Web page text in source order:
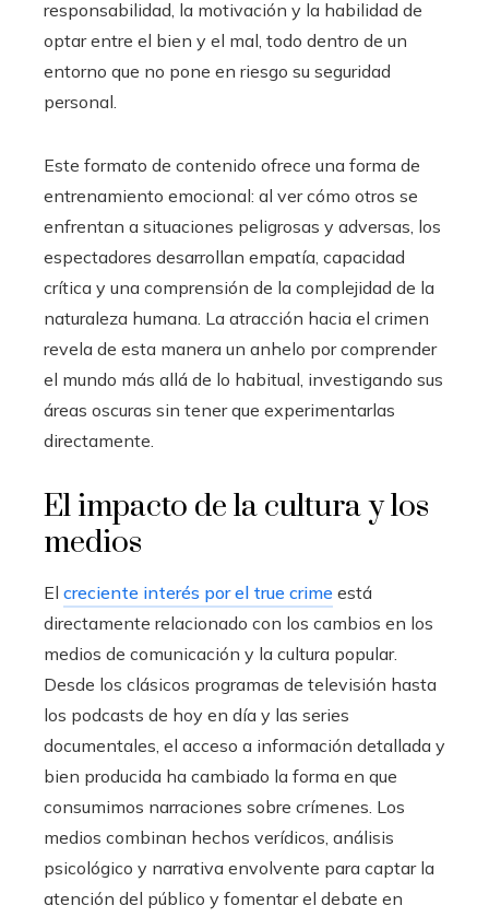
responsabilidad, la motivación y la habilidad de
optar entre el bien y el mal, todo dentro de un
entorno que no pone en riesgo su seguridad
personal.
Este formato de contenido ofrece una forma de
entrenamiento emocional: al ver cómo otros se
enfrentan a situaciones peligrosas y adversas, los
espectadores desarrollan empatía, capacidad
crítica y una comprensión de la complejidad de la
naturaleza humana. La atracción hacia el crimen
revela de esta manera un anhelo por comprender
el mundo más allá de lo habitual, investigando sus
áreas oscuras sin tener que experimentarlas
directamente.
El impacto de la cultura y los
medios
El creciente interés por el true crime está
directamente relacionado con los cambios en los
medios de comunicación y la cultura popular.
Desde los clásicos programas de televisión hasta
los podcasts de hoy en día y las series
documentales, el acceso a información detallada y
bien producida ha cambiado la forma en que
consumimos narraciones sobre crímenes. Los
medios combinan hechos verídicos, análisis
psicológico y narrativa envolvente para captar la
atención del público y fomentar el debate en